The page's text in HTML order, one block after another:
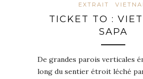
EXTRAIT
TICKET TO :
SAPA
De grandes parois verticales
long du sentier étroit léché